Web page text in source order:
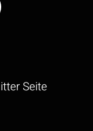
Seite